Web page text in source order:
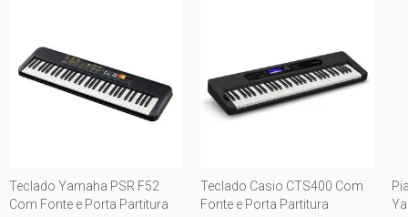
Teclado Yamaha PSR F52
Com Fonte e Porta Partitura
Teclado Casio CTS400 Com
Fonte e Porta Partitura